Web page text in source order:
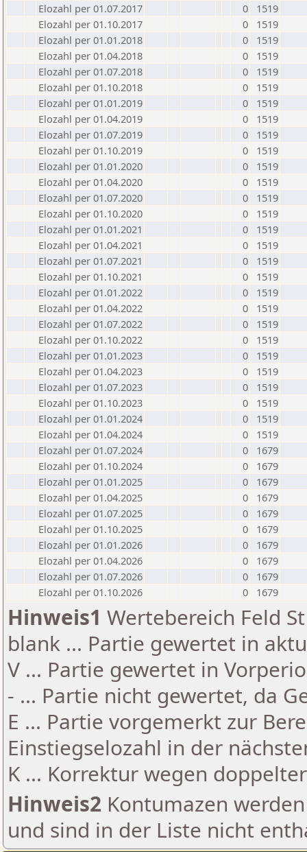
Elozahl per 01.07.2017
0
1519
Elozahl per 01.10.2017
0
1519
Elozahl per 01.01.2018
0
1519
Elozahl per 01.04.2018
0
1519
Elozahl per 01.07.2018
0
1519
Elozahl per 01.10.2018
0
1519
Elozahl per 01.01.2019
0
1519
Elozahl per 01.04.2019
0
1519
Elozahl per 01.07.2019
0
1519
Elozahl per 01.10.2019
0
1519
Elozahl per 01.01.2020
0
1519
Elozahl per 01.04.2020
0
1519
Elozahl per 01.07.2020
0
1519
Elozahl per 01.10.2020
0
1519
Elozahl per 01.01.2021
0
1519
Elozahl per 01.04.2021
0
1519
Elozahl per 01.07.2021
0
1519
Elozahl per 01.10.2021
0
1519
Elozahl per 01.01.2022
0
1519
Elozahl per 01.04.2022
0
1519
Elozahl per 01.07.2022
0
1519
Elozahl per 01.10.2022
0
1519
Elozahl per 01.01.2023
0
1519
Elozahl per 01.04.2023
0
1519
Elozahl per 01.07.2023
0
1519
Elozahl per 01.10.2023
0
1519
Elozahl per 01.01.2024
0
1519
Elozahl per 01.04.2024
0
1519
Elozahl per 01.07.2024
0
1679
Elozahl per 01.10.2024
0
1679
Elozahl per 01.01.2025
0
1679
Elozahl per 01.04.2025
0
1679
Elozahl per 01.07.2025
0
1679
Elozahl per 01.10.2025
0
1679
Elozahl per 01.01.2026
0
1679
Elozahl per 01.04.2026
0
1679
Elozahl per 01.07.2026
0
1679
Elozahl per 01.10.2026
0 1679
Hinweis1 Wertebereich Feld
blank ... Partie gewertet in
V ... Partie gewertet in
- ... Partie nicht gewertet, da
E ... Partie vorgemerkt zur
Einstiegselozahl in der
K ... Korrektur wegen
Hinweis2 Kontumazen
und sind in der Liste nicht